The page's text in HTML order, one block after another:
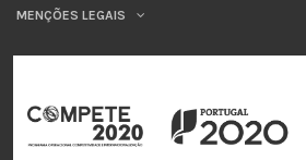
MENÇÕES LEGAIS
INSYS